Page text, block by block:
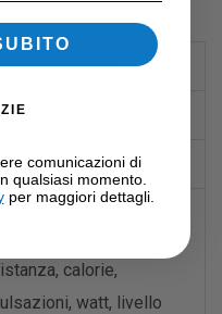
kg (bilanciato)
con pignone fisso
retro-illuminato blu:
calorie,
watt, livello
comunicazioni di
qualsiasi momento.
per maggiori dettagli.